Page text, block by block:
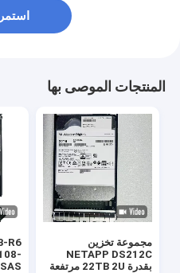
استمر
المنتجات الموصى بها
مجموعة تخزين
NETAPP DS212C
بقدرة 22TB 2U مرتفعة
R6